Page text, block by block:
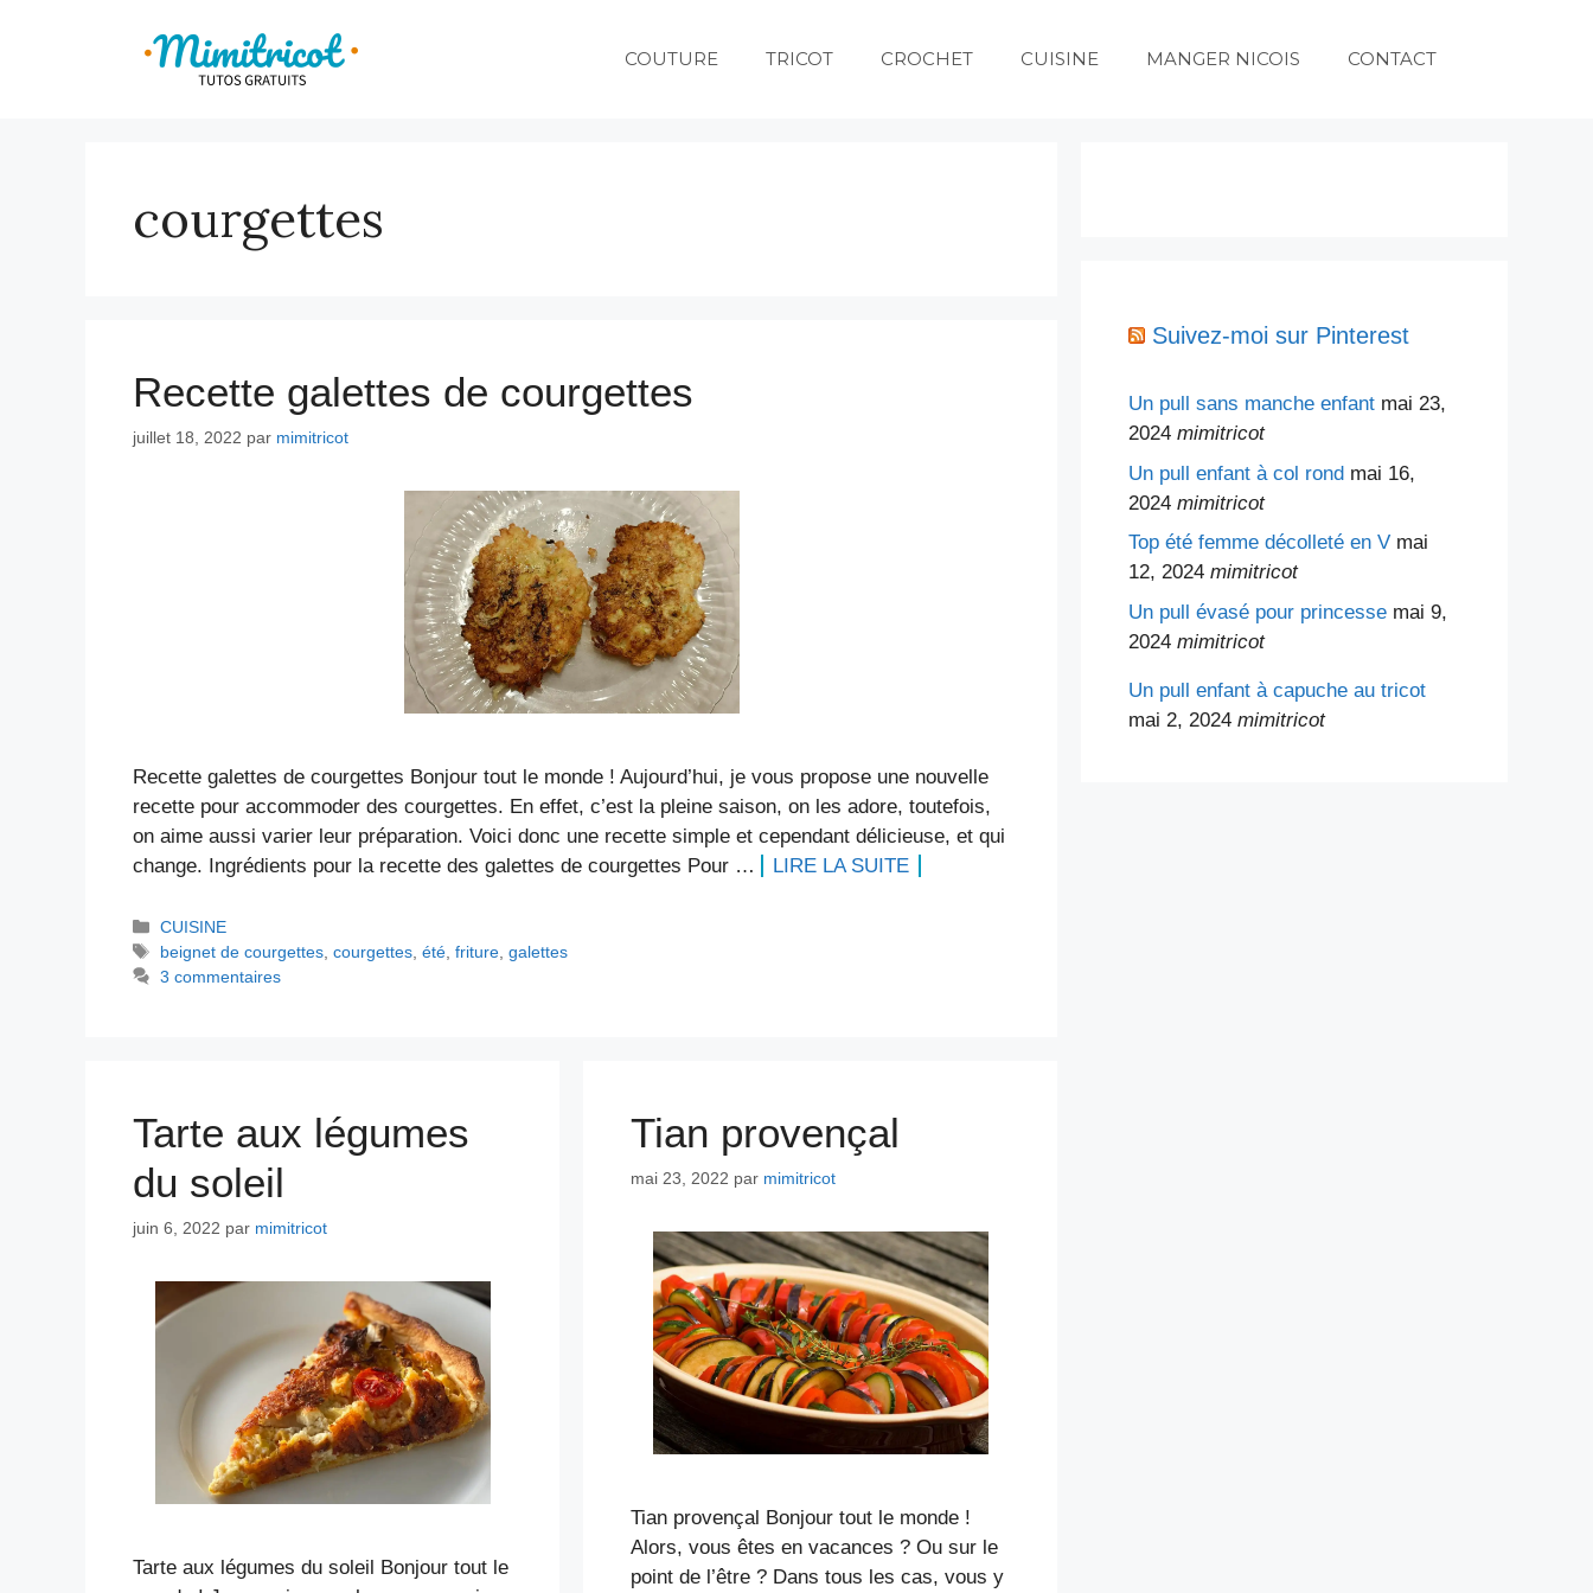
COUTURE TRICOT CROCHET CUISINE MANGER NICOIS CONTACT
courgettes
Recette galettes de courgettes
juillet 18, 2022 par mimitricot
Recette galettes de courgettes Bonjour tout le monde ! Aujourd’hui, je vous propose une nouvelle
recette pour accommoder des courgettes. En effet, c’est la pleine saison, on les adore, toutefois,
on aime aussi varier leur préparation. Voici donc une recette simple et cependant délicieuse, et qui
change. Ingrédients pour la recette des galettes de courgettes Pour …
LIRE LA SUITE
Catégories
CUISINE
Étiquettes
beignet de courgettes ,courgettes ,été ,friture ,galettes
3 commentaires
Tarte aux légumes
du soleil
juin 6, 2022 par mimitricot
Tarte aux légumes du soleil Bonjour tout le
Tian provençal
mai 23, 2022 par mimitricot
Tian provençal Bonjour tout le monde !
Alors, vous êtes en vacances ? Ou sur le
point de l’être ? Dans tous les cas, vous y
Suivez-moi sur Pinterest
Un pull sans manche enfant mai 23,
2024 mimitricot
Un pull enfant à col rond mai 16,
2024 mimitricot
Top été femme décolleté en V mai
12, 2024 mimitricot
Un pull évasé pour princesse mai 9,
2024 mimitricot
Un pull enfant à capuche au tricot
mai 2, 2024 mimitricot